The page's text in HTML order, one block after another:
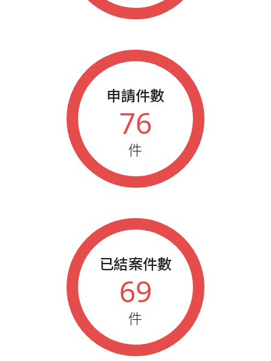
申請件數
76
件
已結案件數
69
件